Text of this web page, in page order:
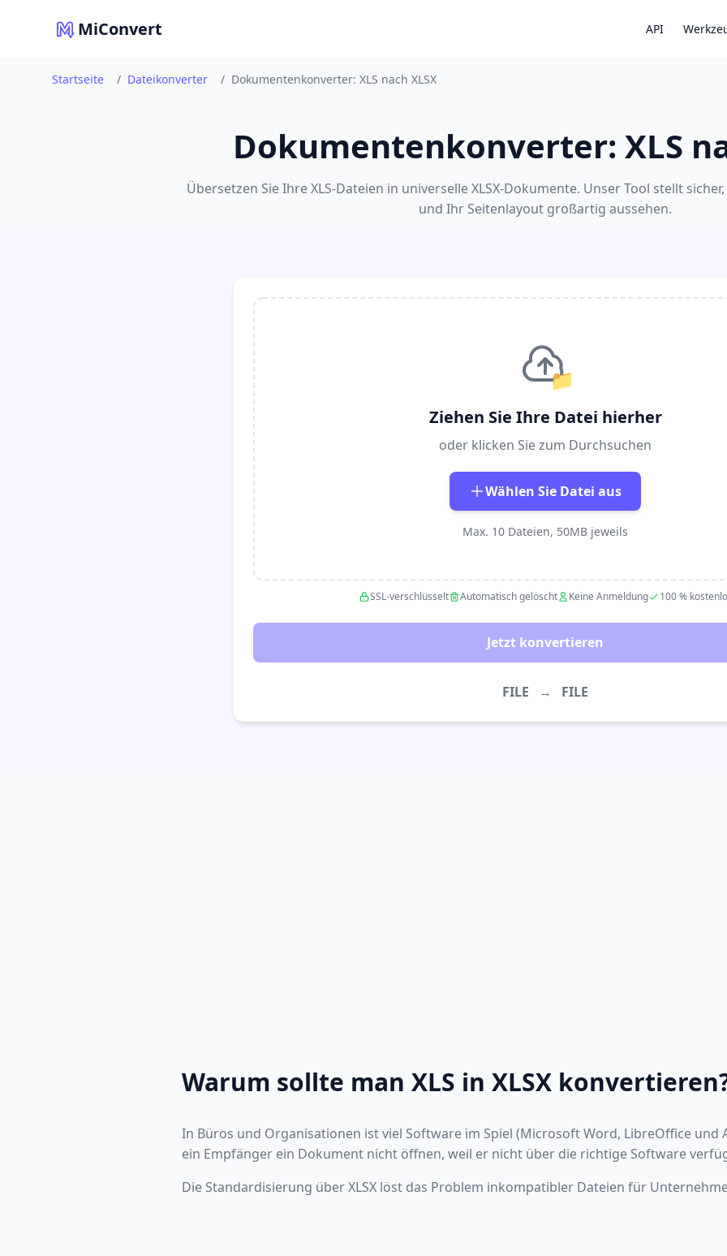
MiConvert API
Startseite / Dateikonverter / Dokumentenkonverter: XLS nach XLSX
Dokumentenkonverter: XLS
Übersetzen Sie Ihre XLS-Dateien in universelle XLSX-Dokumente. Unser Tool stellt
und Ihr Seitenlayout großartig aussehen.
📁
Ziehen Sie Ihre Datei hierher
oder klicken Sie zum Durchsuchen
Wählen Sie Datei aus
Max. 10 Dateien, 50MB jeweils
SSL-verschlüsselt Automatisch gelöscht Keine Anmeldung 100 %
Jetzt konvertieren
FILE → FILE
Warum sollte man XLS in XLSX
In Büros und Organisationen ist viel Software im Spiel (Microsoft Word, LibreOffice und
ein Empfänger ein Dokument nicht öffnen, weil er nicht über die richtige Software
Die Standardisierung über XLSX löst das Problem inkompatibler Dateien für